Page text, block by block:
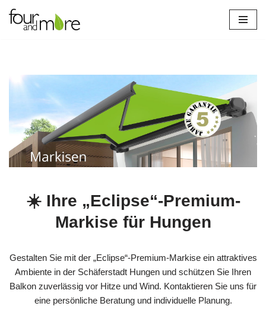
Zum
☀️ Ihre „Eclipse“-Premium-
Markise für Hungen
Gestalten Sie mit der „Eclipse“-Premium-Markise ein attraktives
Ambiente in der Schäferstadt Hungen und schützen Sie Ihren
Balkon zuverlässig vor Hitze und Wind. Kontaktieren Sie uns für
eine persönliche Beratung und individuelle Planung.